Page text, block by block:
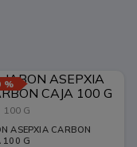
%
100 G
ASEPXIA CARBON
100 G